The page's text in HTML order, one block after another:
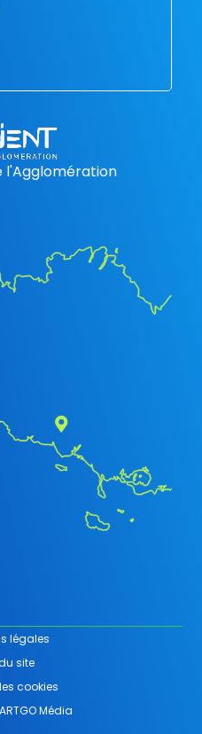
l'Agglomération
légales
site
cookies
Média